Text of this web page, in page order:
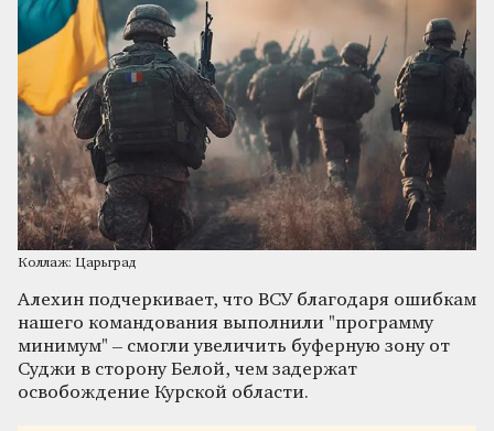
Коллаж: Царьград
Алехин подчеркивает, что ВСУ благодаря ошибкам
нашего командования выполнили "программу
минимум" – смогли увеличить буферную зону от
Суджи в сторону Белой, чем задержат
освобождение Курской области.